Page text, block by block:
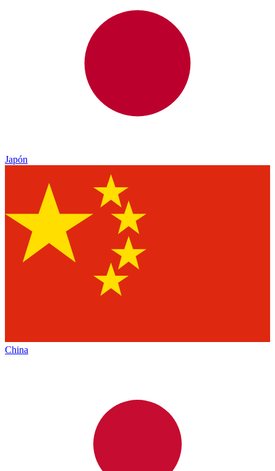
Japón
China